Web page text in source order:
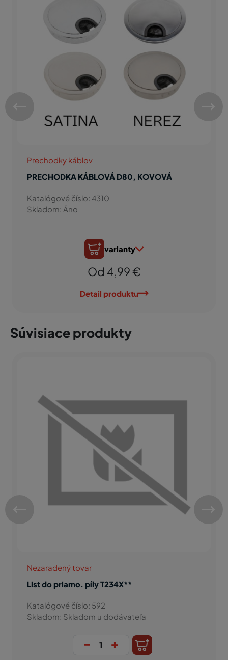
Prechodky káblov
PRECHODKA KÁBLOVÁ D80, KOVOVÁ
Katalógové číslo: 4310
Skladom: Áno
varianty
Od 4,99 €
Detail produktu
Súvisiace produkty
Nezaradený tovar
List do priamo. píly T234X**
Katalógové číslo: 592
Skladom: Skladom u dodávateľa
- +